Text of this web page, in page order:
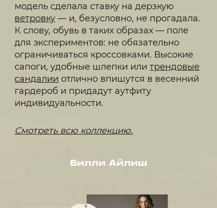
модель сделала ставку на дерзкую
ветровку — и, безусловно, не прогадала.
К слову, обувь в таких образах — поле
для экспериментов: не обязательно
ограничиваться кроссовками. Высокие
сапоги, удобные шлепки или трендовые
сандалии отлично впишутся в весенний
гардероб и придадут аутфиту
индивидуальности.
Смотреть всю коллекцию.